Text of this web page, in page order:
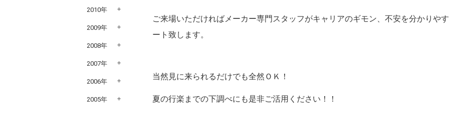
ご来場いただければメーカー専門スタッフがキャリアのギモン、不安を分かりや
ート致します。
当然見に来られるだけでも全然ＯＫ！
夏の行楽までの下調べにも是非ご活用ください！！
2010年
2009年
2008年
2007年
2006年
2005年